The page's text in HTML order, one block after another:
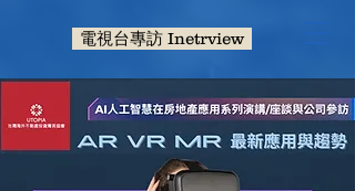
電視台專訪 Inetrview